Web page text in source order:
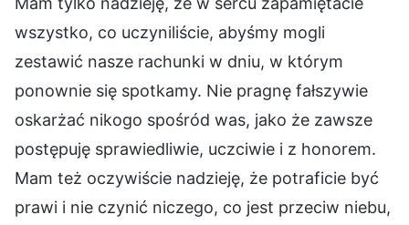
wszystko, co uczyniliście, abyśmy mogli
zestawić nasze rachunki w dniu, w którym
ponownie się spotkamy. Nie pragnę fałszywie
oskarżać nikogo spośród was, jako że zawsze
postępuję sprawiedliwie, uczciwie i z honorem.
Mam też oczywiście nadzieję, że potraficie być
prawi i nie czynić niczego, co jest przeciw niebu,